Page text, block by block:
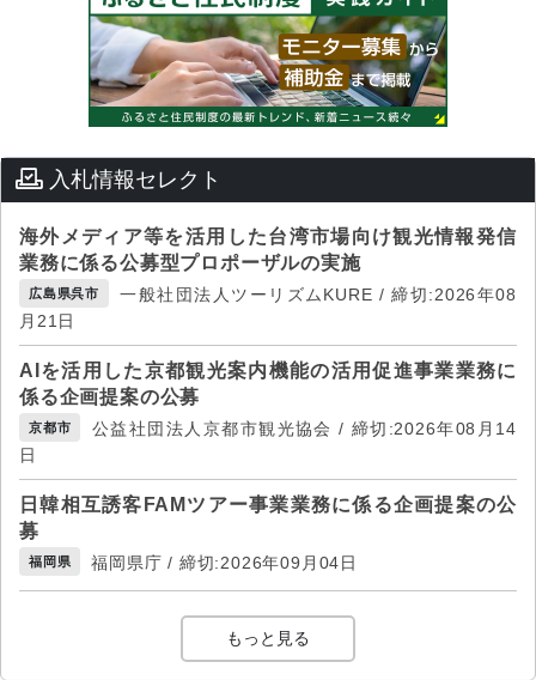
入札情報セレクト
海外メディア等を活用した台湾市場向け観光情報発信
業務に係る公募型プロポーザルの実施
広島県呉市
一般社団法人ツーリズムKURE / 締切:2026年08
月21日
AIを活用した京都観光案内機能の活用促進事業業務に
係る企画提案の公募
京都市
公益社団法人京都市観光協会 / 締切:2026年08月14
日
日韓相互誘客FAMツアー事業業務に係る企画提案の公
募
福岡県 福岡県庁 / 締切:2026年09月04日
もっと見る